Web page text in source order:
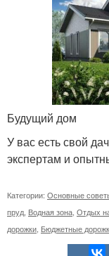
Будущий дом
У вас есть свой
экспертам и
Категории: Основные
пруд, Водная зона, Отдых
дорожки, Бюджетные